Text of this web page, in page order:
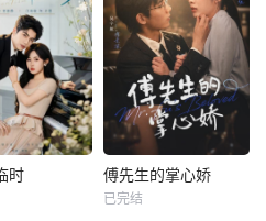
时 傅先生的掌心娇
已完结